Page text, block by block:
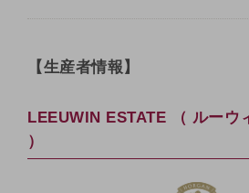
【生産者情報】
LEEUWIN ESTATE （ ルーウ
）